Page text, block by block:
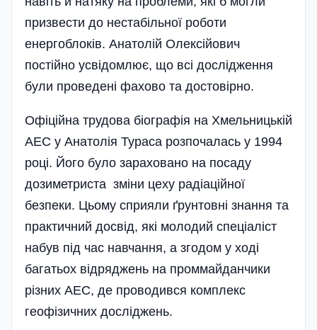
призвести до нестабільної роботи
енергоблоків. Анатолій Олексійович
постійно усвідомлює, що всі дослідження
були проведені фахово та достовірно.
Офіційна трудова біографія на Хмельницькій
АЕС у Анатолія Тураса розпочалась у 1994
році. Його було зараховано на посаду
дозиметриста зміни цеху радіаційної
безпеки. Цьому сприяли ґрунтовні знання та
практичний досвід, які молодий спеціаліст
набув під час навчання, а згодом у ході
багатьох відряджень на проммайданчики
різних АЕС, де проводився комплекс
геофізичних досліджень.